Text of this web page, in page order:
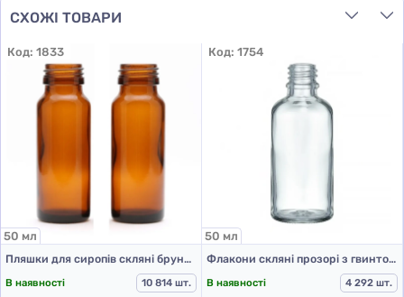
СХОЖІ ТОВАРИ
Код: 1833
50 мл
Пляшки для сиропів скляні брунатного кольору для Л-З 50 мл (скляні флакони 50 мл)
В наявності
10 814 шт.
Код: 1754
50 мл
Флакони скляні прозорі з гвинтовою горловиною 50 мл, DIN 18, для Л-З (скляний флакон 50 мл)
В наявності
4 292 шт.